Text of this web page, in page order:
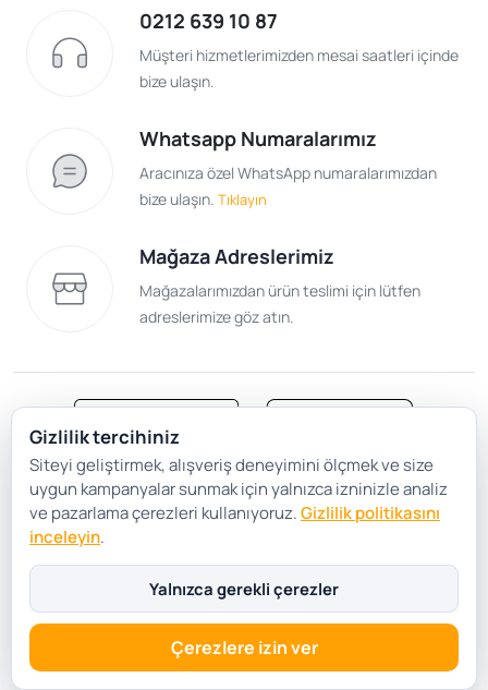
0212 639 10 87
Müşteri hizmetlerimizden mesai saatleri içinde
bize ulaşın.
Whatsapp Numaralarımız
Aracınıza özel WhatsApp numaralarımızdan
bize ulaşın. Tıklayın
Mağaza Adreslerimiz
Mağazalarımızdan ürün teslimi için lütfen
adreslerimize göz atın.
Satış Sözleşmesi
Gizlilik ve Güvenlik
Gizlilik Politikası
Çerez Tercihleri
Gizlilik tercihiniz
Siteyi geliştirmek, alışveriş deneyimini ölçmek ve size
uygun kampanyalar sunmak için yalnızca izninizle analiz
ve pazarlama çerezleri kullanıyoruz.Gizlilik politikasını
inceleyin.
Yalnızca gerekli çerezler
Çerezlere izin ver